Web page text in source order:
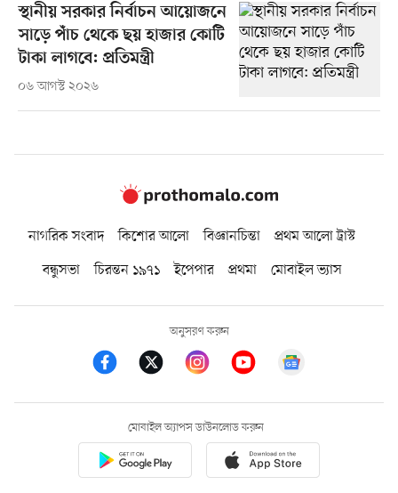
স্থানীয় সরকার নির্বাচন আয়োজনে
সাড়ে পাঁচ থেকে ছয় হাজার কোটি
টাকা লাগবে: প্রতিমন্ত্রী
০৬ আগস্ট ২০২৬
নাগরিক সংবাদ কিশোর আলো বিজ্ঞানচিন্তা
প্রথম আলো ট্রাস্ট
বন্ধুসভা
চিরন্তন ১৯৭১ ইপেপার প্রথমা মোবাইল ভ্যাস
অনুসরণ করুন
মোবাইল অ্যাপস ডাউনলোড করুন